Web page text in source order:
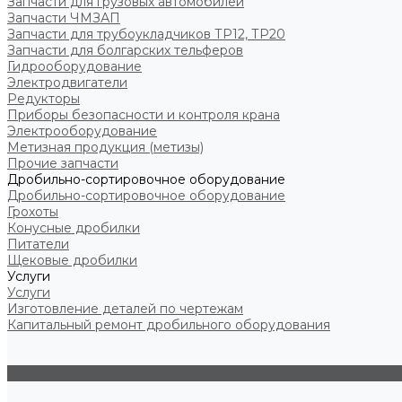
Запчасти ЧМЗАП
Запчасти для трубоукладчиков ТР12, ТР20
Запчасти для болгарских тельферов
Гидрооборудование
Электродвигатели
Редукторы
Приборы безопасности и контроля крана
Электрооборудование
Метизная продукция (метизы)
Прочие запчасти
Дробильно-сортировочное оборудование
Дробильно-сортировочное оборудование
Грохоты
Конусные дробилки
Питатели
Щековые дробилки
Услуги
Услуги
Изготовление деталей по чертежам
Капитальный ремонт дробильного оборудования